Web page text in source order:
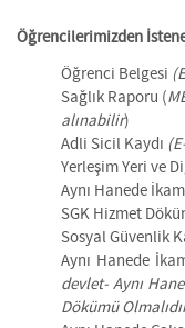
Öğrencilerimizden
Öğrenci Belgesi
Sağlık Raporu (
alınabilir)
Adli Sicil Kaydı
Yerleşim Yeri ve
Aynı Hanede
SGK Hizmet
Sosyal Güvenlik
Aynı Hanede
devlet- Aynı
Dökümü